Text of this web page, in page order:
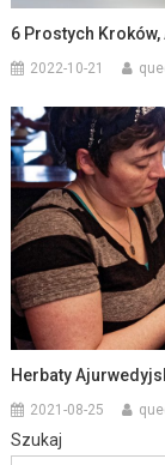
6 Prostych Kroków,
2022-10-21
Herbaty
2021-08-25
Szukaj